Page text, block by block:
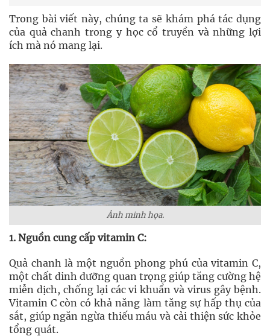
Trong bài viết này, chúng ta sẽ khám phá tác dụng
của quả chanh trong y học cổ truyền và những lợi
ích mà nó mang lại.
Ảnh minh họa.
1. Nguồn cung cấp vitamin C:
Quả chanh là một nguồn phong phú của vitamin C,
một chất dinh dưỡng quan trọng giúp tăng cường hệ
miễn dịch, chống lại các vi khuẩn và virus gây bệnh.
Vitamin C còn có khả năng làm tăng sự hấp thụ của
sắt, giúp ngăn ngừa thiếu máu và cải thiện sức khỏe
tổng quát.